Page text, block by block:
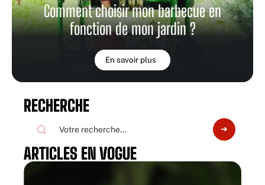
Comment choisir mon barbecue en
fonction de mon jardin ?
En savoir plus
RECHERCHE
ARTICLES EN VOGUE